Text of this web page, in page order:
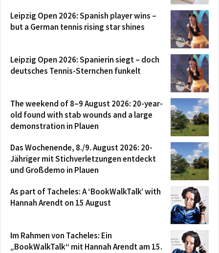
Leipzig Open 2026: Spanish player wins –
but a German tennis rising star shines
Leipzig Open 2026: Spanierin siegt – doch
deutsches Tennis-Sternchen funkelt
The weekend of 8–9 August 2026: 20-year-
old found with stab wounds and a large
demonstration in Plauen
Das Wochenende, 8./9. August 2026: 20-
Jähriger mit Stichverletzungen entdeckt
und Großdemo in Plauen
As part of Tacheles: A ‘BookWalkTalk’ with
Hannah Arendt on 15 August
Im Rahmen von Tacheles: Ein
„BookWalkTalk“ mit Hannah Arendt am 15.